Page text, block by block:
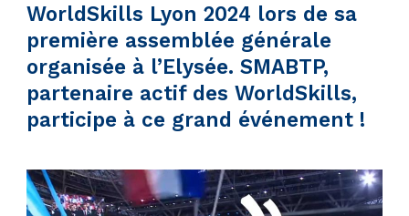
WorldSkills Lyon 2024 lors de sa
première assemblée générale
organisée à l’Elysée. SMABTP,
partenaire actif des WorldSkills,
participe à ce grand événement !